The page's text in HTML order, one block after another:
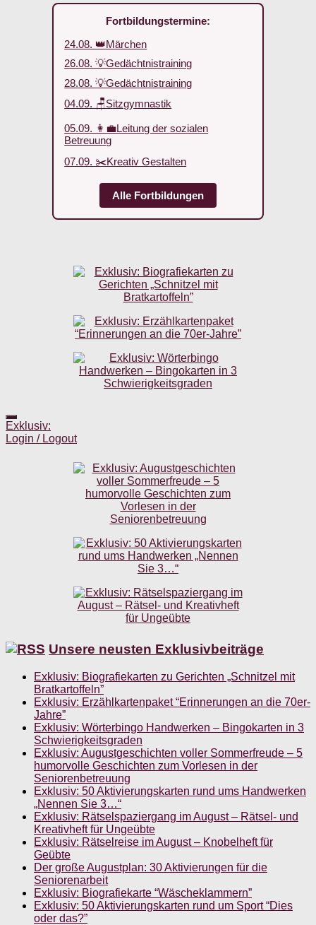
Fortbildungstermine:
24.08. 👑Märchen
26.08. 💡Gedächtnistraining
28.08. 💡Gedächtnistraining
04.09. 🪑Sitzgymnastik
05.09. 👩‍💼Leitung der sozialen
Betreuung
07.09. ✂️Kreativ Gestalten
Alle Fortbildungen
Exklusiv:
Login / Logout
Unsere neusten Exklusivbeiträge
Exklusiv: Biografiekarten zu Gerichten „Schnitzel mit
Bratkartoffeln”
Exklusiv: Erzählkartenpaket “Erinnerungen an die 70er-
Jahre”
Exklusiv: Wörterbingo Handwerken – Bingokarten in 3
Schwierigkeitsgraden
Exklusiv: Augustgeschichten voller Sommerfreude – 5
humorvolle Geschichten zum Vorlesen in der
Seniorenbetreuung
Exklusiv: 50 Aktivierungskarten rund ums Handwerken
„Nennen Sie 3…“
Exklusiv: Rätselspaziergang im August – Rätsel- und
Kreativheft für Ungeübte
Exklusiv: Rätselreise im August – Knobelheft für
Geübte
Der große Augustplan: 30 Aktivierungen für die
Seniorenarbeit
Exklusiv: Biografiekarte “Wäscheklammern”
Exklusiv: 50 Aktivierungskarten rund um Sport “Dies
oder das?”